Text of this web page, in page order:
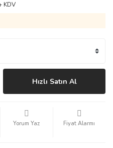
KDV
Hızlı Satın Al
Yorum Yaz Fiyat Alarmı